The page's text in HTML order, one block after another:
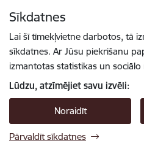
Sīkdatnes
Lai šī tīmekļvietne darbotos, tā
sīkdatnes. Ar Jūsu piekrišanu
izmantotas statistikas un
Lūdzu, atzīmējiet savu izvēli:
Noraidīt
Pārvaldīt sīkdatnes